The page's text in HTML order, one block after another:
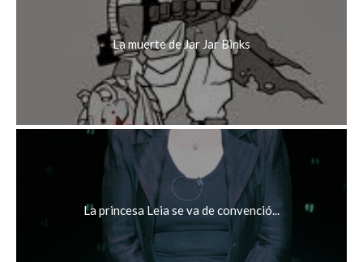
La muerte de Jar Jar Binks
La princesa Leia se va de convenció...